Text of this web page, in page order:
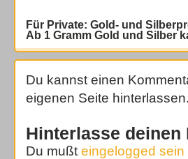
Für Private: Gold- und
Ab 1 Gramm Gold und Silber
Du kannst einen
eigenen Seite hinterlassen.
Hinterlasse deinen
Du mußt eingelogged sein